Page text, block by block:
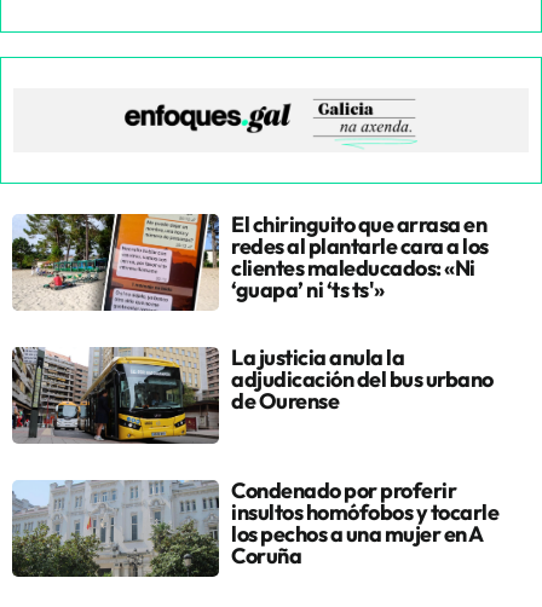
El chiringuito que arrasa en
redes al plantarle cara a los
clientes maleducados: «Ni
‘guapa’ ni ‘ts ts'»
La justicia anula la
adjudicación del bus urbano
de Ourense
Condenado por proferir
insultos homófobos y tocarle
los pechos a una mujer en A
Coruña